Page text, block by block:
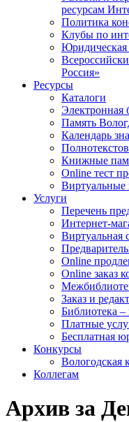
ресурсам
Политика
Клубы по
Юридическая
Россия»
Ресурсы
Каталоги
Электронная
Память
Календарь
Книжные
Online тест
Виртуальные
Услуги
Перечень
Интернет-
Виртуальная
Online
Online заказ
Заказ и
Библиотека –
Платные
Бесплатная
Конкурсы
Вологодская
Коллегам
Архив за